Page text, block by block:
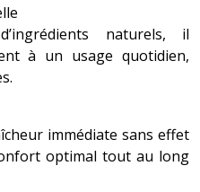
naturels, il
à un usage quotidien,
immédiate sans effet
optimal tout au long